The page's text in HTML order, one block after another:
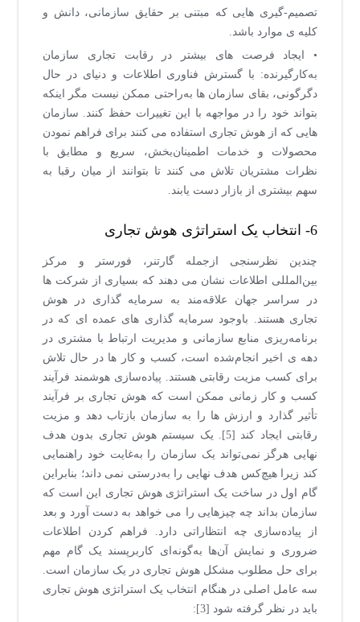
تصمیم-گیری هایی که مبتنی بر حقایق سازمانی، دانش و
کلیه ی موارد باشد.
• ایجاد فرصت های بیشتر در رقابت تجاری سازمان
به‌کارگیرنده: با گسترش فناوری اطلاعات و دنیای در حال
دگرگونی، بقای سازمان ها به‌راحتی ممکن نیست مگر اینکه
بتواند خود را در مواجهه با این تغییرات حفظ کنند. سازمان
هایی که از هوش تجاری استفاده می کنند برای فراهم نمودن
محصولات و خدمات اطمینان‌بخش، سریع و مطابق با
نظرات مشتریان تلاش می کنند تا بتوانند از میان رقبا به
سهم بیشتری از بازار دست یابند.
6- انتخاب یک استراتژی هوش تجاری
چندین نظرسنجی ازجمله گارتنر، فورستر و مرکز
بین‌المللی اطلاعات نشان می دهند که بسیاری از شرکت ها
در سراسر جهان علاقه‌مند به سرمایه گذاری در هوش
تجاری هستند. باوجود سرمایه گذاری های عمده ای که در
برنامه‌ریزی منابع سازمانی و مدیریت ارتباط با مشتری در
دهه ی اخیر انجام‌شده است، کسب و کار ها در حال تلاش
برای کسب مزیت رقابتی هستند. پیاده‌سازی هوشمند فرآیند
کسب و کار زمانی ممکن است که هوش تجاری بر فرآیند
تأثیر گذارد و ارزش ها را به سازمان بازتاب دهد و مزیت
رقابتی ایجاد کند [5]. یک سیستم هوش تجاری بدون هدف
نهایی هرگز نمی‌تواند یک سازمان را به‌غایت خود راهنمایی
کند زیرا هیچ‌کس هدف نهایی را به‌درستی نمی داند؛ بنابراین
گام اول در ساخت یک استراتژی هوش تجاری این است که
سازمان بداند چه چیزهایی را می خواهد به دست آورد و بعد
از پیاده‌سازی چه انتظاراتی دارد. فراهم کردن اطلاعات
ضروری و نمایش آن‌ها به‌گونه‌ای کاربرپسند یک گام مهم
برای حل مطلوب مشکل هوش تجاری در یک سازمان است.
سه عامل اصلی در هنگام انتخاب یک‌ استراتژی هوش تجاری
باید در نظر گرفته شود [3]: